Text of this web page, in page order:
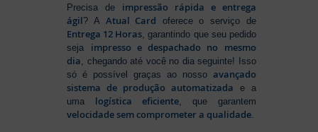
Precisa de impressão rápida e entrega
ágil? A Atual Card oferece o serviço de
Entrega 12 Horas, garantindo que seu pedido
seja impresso e despachado no mesmo
dia, chegando até você no dia seguinte! Isso
só é possível graças ao nosso avançado
sistema de produção automatizada e a
uma logística eficiente, que garantem
velocidade sem comprometer a qualidade.